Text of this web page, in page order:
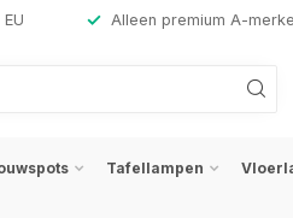
Alleen premium A-
Tafellampen